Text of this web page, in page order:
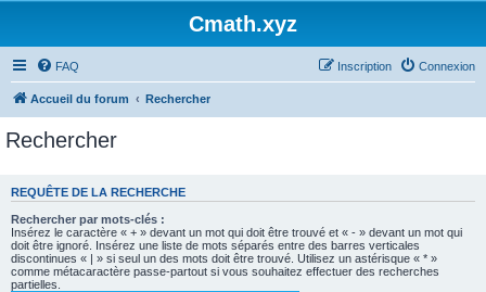
Cmath.xyz
FAQ Connexion
Inscription
Accueil du forum Rechercher
Rechercher
REQUÊTE DE LA RECHERCHE
Rechercher par mots-clés :
Insérez le caractère « + » devant un mot qui doit être trouvé et « - » devant un mot qui
doit être ignoré. Insérez une liste de mots séparés entre des barres verticales
discontinues « | » si seul un des mots doit être trouvé. Utilisez un astérisque « * »
comme métacaractère passe-partout si vous souhaitez effectuer des recherches
partielles.